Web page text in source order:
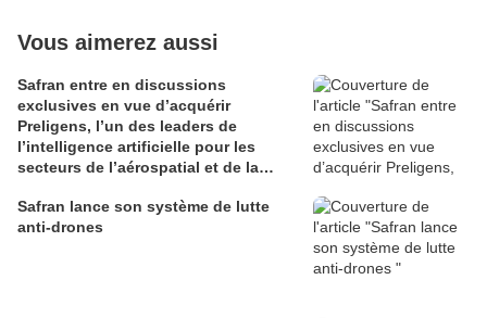
Vous aimerez aussi
Safran entre en discussions
exclusives en vue d’acquérir
Preligens, l’un des leaders de
l’intelligence artificielle pour les
secteurs de l’aérospatial et de la
Safran lance son système de lutte
anti-drones